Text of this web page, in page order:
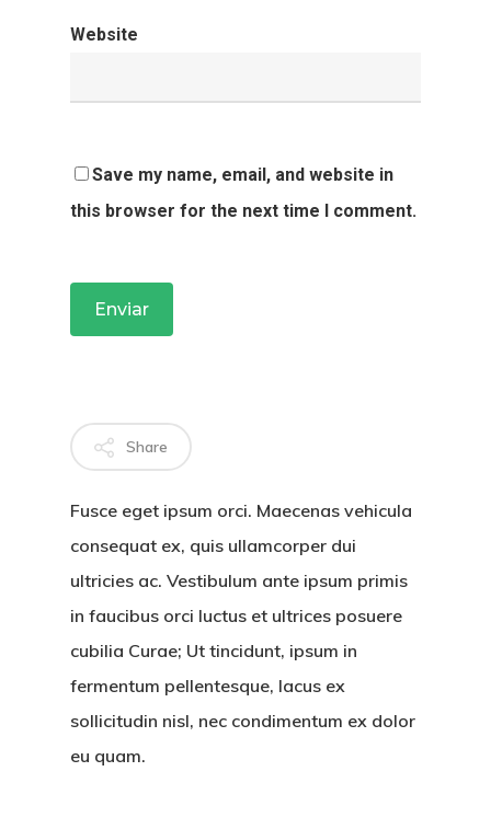
Website
Save my name, email, and website in
this browser for the next time I comment.
Share
Fusce eget ipsum orci. Maecenas vehicula
consequat ex, quis ullamcorper dui
ultricies ac. Vestibulum ante ipsum primis
in faucibus orci luctus et ultrices posuere
cubilia Curae; Ut tincidunt, ipsum in
fermentum pellentesque, lacus ex
sollicitudin nisl, nec condimentum ex dolor
eu quam.
HOME
SOBRE
MAU HÁLITO